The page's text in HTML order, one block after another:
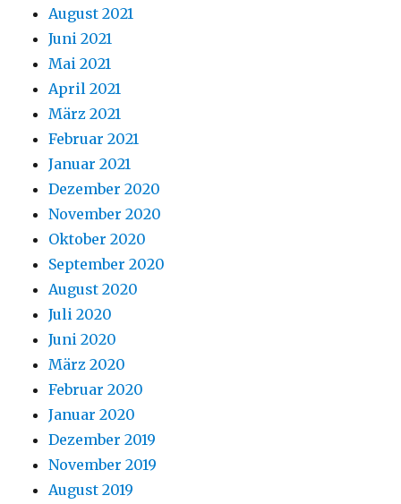
August 2021
Juni 2021
Mai 2021
April 2021
März 2021
Februar 2021
Januar 2021
Dezember 2020
November 2020
Oktober 2020
September 2020
August 2020
Juli 2020
Juni 2020
März 2020
Februar 2020
Januar 2020
Dezember 2019
November 2019
August 2019